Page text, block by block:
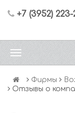
+7 (3952)
Фирмы
Отзывы о